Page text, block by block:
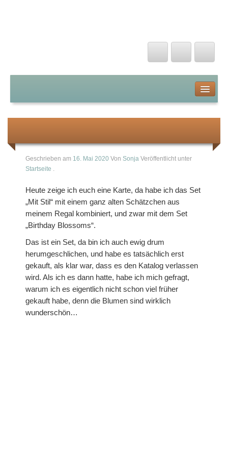
Über mich
Stampin Up von A-Z
Farben
Stanzen und Prägen
Stanzschablonen
Prägefolder
Stempel
Gastgeberinnen-Sets
Hintergrundstempel
Geschrieben am 16. Mai 2020 Von Sonja Veröffentlicht unter
Startseite .
Heute zeige ich euch eine Karte, da habe ich das Set
„Mit Stil“ mit einem ganz alten Schätzchen aus
meinem Regal kombiniert, und zwar mit dem Set
„Birthday Blossoms“.
Das ist ein Set, da bin ich auch ewig drum
herumgeschlichen, und habe es tatsächlich erst
gekauft, als klar war, dass es den Katalog verlassen
wird. Als ich es dann hatte, habe ich mich gefragt,
warum ich es eigentlich nicht schon viel früher
gekauft habe, denn die Blumen sind wirklich
wunderschön…